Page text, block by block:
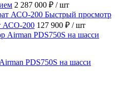
2 287 000 ₽ / шт
Быстрый просмотр
АСО-200 127 900 ₽ / шт
PDS750S на шасси